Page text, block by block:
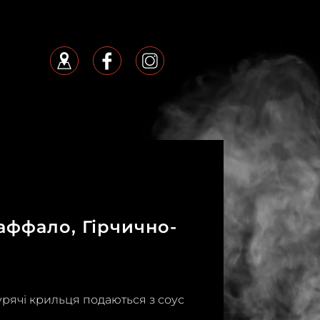
Гірчично-
крильця подаються з соус